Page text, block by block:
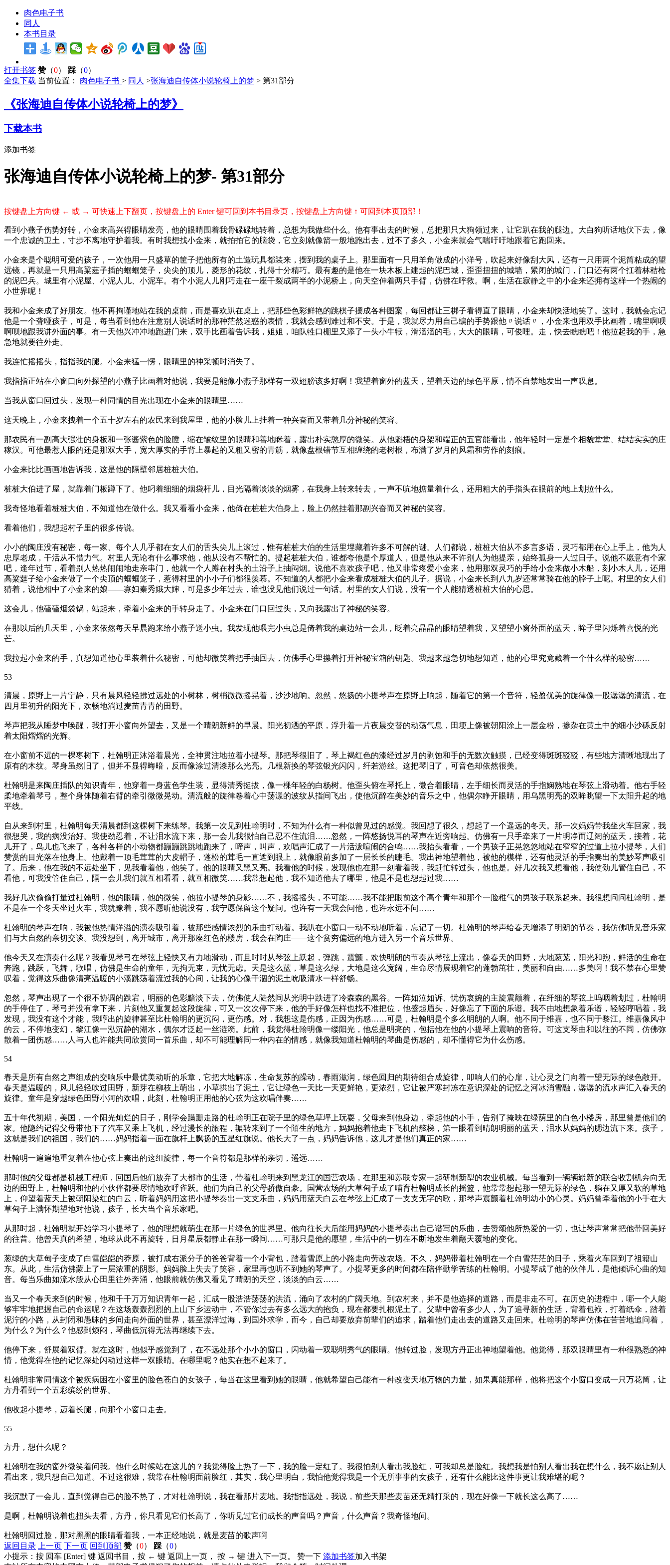
肉色电子书
同人
本书目录
打开书签 赞（0） 踩 （0）
全集下载 当前位置： 肉色电子书 > 同人 >张海迪自传体小说轮椅上的梦 > 第31部分
《张海迪自传体小说轮椅上的梦》
下载本书
添加书签
张海迪自传体小说轮椅上的梦- 第31部分
按键盘上方向键 ← 或 → 可快速上下翻页，按键盘上的 Enter 键可回到本书目录页，按键盘上方向键 ↑ 可回到本页顶部！
看到小燕子伤势好转，小金来高兴得眼睛发亮，他的眼睛围着我骨碌碌地转着，总想为我做些什么。他有事出去的时候，总把那只大狗领过来，让它趴在我的腿边。大白狗听话地伏下去，像
一个忠诚的卫土，寸步不离地守护着我。有时我想找小金来，就拍拍它的脑袋，它立刻就像箭一般地跑出去，过不了多久，小金来就会气喘吁吁地跟着它跑回来。
小金来是个聪明可爱的孩子，一次他用一只盛草的筐子把他所有的土造玩具都装来，摆到我的桌子上。那里面有一只用羊角做成的小洋号，吹起来好像刮大风，还有一只用两个泥筒粘成的望
远镜，再就是一只用高粱莛子插的蝈蝈笼子，尖尖的顶儿，菱形的花纹，扎得十分精巧。最有趣的是他在一块木板上建起的泥巴城，歪歪扭扭的城墙，紧闭的城门，门口还有两个扛着林秸枪
的泥巴兵。城里有小泥屋、小泥人儿、小泥车。有个小泥人儿刚巧走在一座干裂成两半的小泥桥上，向天空伸着两只手臂，仿佛在呼救。啊，生活在寂静之中的小金来还拥有这样一个热闹的
小世界呢！
我和小金来成了好朋友。他不再拘谨地站在我的桌前，而是喜欢趴在桌上，把那些色彩鲜艳的跳棋子摆成各种图案，每回都让三梆子看得直了眼睛，小金来却快活地笑了。这时，我就会忘记
他是一个聋哑孩子，可是，每当看到他在注意别人说话时的那种茫然迷惑的表情，我就会感到难过和不安。于是，我就尽力用自己编的手势跟他〃说话〃，小金来也用双手比画着，嘴里啊呗
啊呗地跟我讲外面的事。有一天他兴冲冲地跑进门来，双手比画着告诉我，姐姐，咱队牲口棚里又添了一头小牛犊，滑溜溜的毛，大大的眼睛，可俊哩。走，快去瞧瞧吧！他拉起我的手，急
急地就要往外走。
我连忙摇摇头，指指我的腿。小金来猛一愣，眼睛里的神采顿时消失了。
我指指正站在小窗口向外探望的小燕子比画着对他说，我要是能像小燕子那样有一双翅膀该多好啊！我望着窗外的蓝天，望着天边的绿色平原，情不自禁地发出一声叹息。
当我从窗口回过头，发现一种同情的目光出现在小金来的眼睛里……
这天晚上，小金来拽着一个五十岁左右的农民来到我屋里，他的小脸儿上挂着一种兴奋而又带着几分神秘的笑容。
那农民有一副高大强壮的身板和一张酱紫色的脸膛，缩在皱纹里的眼睛和善地眯着，露出朴实憨厚的微笑。从他魁梧的身架和端正的五官能看出，他年轻时一定是个相貌堂堂、结结实实的庄
稼汉。可他最惹人眼的还是那双大手，宽大厚实的手背上暴起的又粗又密的青筋，就像盘根错节互相缠绕的老树根，布满了岁月的风霜和劳作的刻痕。
小金来比比画画地告诉我，这是他的隔壁邻居桩桩大伯。
桩桩大伯进了屋，就靠着门板蹲下了。他叼着细细的烟袋杆儿，目光隔着淡淡的烟雾，在我身上转来转去，一声不吭地掂量着什么，还用粗大的手指头在眼前的地上划拉什么。
我奇怪地看着桩桩大伯，不知道他在做什么。我又看看小金来，他倚在桩桩大伯身上，脸上仍然挂着那副兴奋而又神秘的笑容。
看着他们，我想起村子里的很多传说。
小小的陶庄没有秘密，每一家、每个人几乎都在女人们的舌头尖儿上滚过，惟有桩桩大伯的生活里埋藏着许多不可解的谜。人们都说，桩桩大伯从不多言多语，灵巧都用在心上手上，他为人
忠厚老成，干活从不惜力气。村里人无论有什么事求他，他从没有不帮忙的。提起桩桩大伯，谁都夸他是个厚道人，但是他从来不许别人为他提亲，始终孤身一人过日子。说他不愿意有个家
吧，逢年过节，看着别人热热闹闹地走亲串门，他就一个人蹲在村头的土沿子上抽闷烟。说他不喜欢孩子吧，他又非常疼爱小金来，他用那双灵巧的手给小金来做小木船，刻小木人儿，还用
高粱莛子给小金来做了一个尖顶的蝈蝈笼子，惹得村里的小小子们都很羡慕。不知道的人都把小金来看成桩桩大伯的儿子。据说，小金来长到八九岁还常常骑在他的脖子上呢。村里的女人们
猜着，说他相中了小金来的娘——寡妇秦秀娥大婶，可是多少年过去，谁也没见他们说过一句话。村里的女人们说，没有一个人能猜透桩桩大伯的心思。
这会儿，他磕磕烟袋锅，站起来，牵着小金来的手转身走了。小金来在门口回过头，又向我露出了神秘的笑容。
在那以后的几天里，小金来依然每天早晨跑来给小燕子送小虫。我发现他喂完小虫总是倚着我的桌边站一会儿，眨着亮晶晶的眼睛望着我，又望望小窗外面的蓝天，眸子里闪烁着喜悦的光
芒。
我拉起小金来的手，真想知道他心里装着什么秘密，可他却微笑着把手抽回去，仿佛手心里攥着打开神秘宝箱的钥匙。我越来越急切地想知道，他的心里究竟藏着一个什么样的秘密……
53
清晨，原野上一片宁静，只有晨风轻轻拂过远处的小树林，树梢微微摇晃着，沙沙地响。忽然，悠扬的小提琴声在原野上响起，随着它的第一个音符，轻盈优美的旋律像一股潺潺的清流，在
四月里初升的阳光下，欢畅地淌过麦苗青青的田野。
琴声把我从睡梦中唤醒，我打开小窗向外望去，又是一个晴朗新鲜的早晨。阳光初洒的平原，浮升着一片夜晨交替的动荡气息，田埂上像被朝阳涂上一层金粉，掺杂在黄土中的细小沙砾反射
着太阳熠熠的光辉。
在小窗前不远的一棵枣树下，杜翰明正沐浴着晨光，全神贯注地拉着小提琴。那把琴很旧了，琴上褐红色的漆经过岁月的剥蚀和手的无数次触摸，已经变得斑斑驳驳，有些地方清晰地现出了
原有的木纹。琴身虽然旧了，但并不显得晦暗，反而像涂过清漆那么光亮。几根新换的琴弦银光闪闪，纤若游丝。这把琴旧了，可音色却依然很美。
杜翰明是来陶庄插队的知识青年，他穿着一身蓝色学生装，显得清秀挺拔，像一棵年轻的白杨树。他歪头俯在琴托上，微合着眼睛，左手细长而灵活的手指娴熟地在琴弦上滑动着。他右手轻
柔地牵着琴弓，整个身体随着右臂的牵引微微晃动。清流般的旋律卷着心中荡漾的波纹从指间飞出，使他沉醉在美妙的音乐之中，他偶尔睁开眼睛，用乌黑明亮的双眸眺望一下太阳升起的地
平线。
自从来到村里，杜翰明每天清晨都到这棵树下来练琴。我第一次见到杜翰明时，不知为什么有一种似曾见过的感觉。我回想了很久，想起了一个遥远的冬天。那一次妈妈带我坐火车回家，我
很想哭，我的病没治好。我使劲忍着，不让泪水流下来，那一会儿我很怕自己忍不住流泪……忽然，一阵悠扬悦耳的琴声在近旁响起。仿佛有一只手牵来了一片明净而辽阔的蓝天，接着，花
儿开了，鸟儿也飞来了，各种各样的小动物都蹦蹦跳跳地跑来了，啼声，叫声，欢唱声汇成了一片活泼喧闹的合鸣……我抬头看看，一个男孩子正晃悠悠地站在窄窄的过道上拉小提琴，人们
赞赏的目光落在他身上。他戴着一顶毛茸茸的大皮帽子，蓬松的茸毛一直遮到眼上，就像眼前多加了一层长长的睫毛。我出神地望着他，被他的模样，还有他灵活的手指奏出的美妙琴声吸引
了。后来，他在我的不远处坐下，见我看着他，他笑了。他的眼睛又黑又亮。我看他的时候，发现他也在那一刻看着我，我赶忙转过头，他也是。好几次我又想看他，我使劲儿管住自己，不
看他，可我没管住自己，隔一会儿我们就互相看看，就互相微笑……我常想起他，我不知道他去了哪里，他是不是也想起过我……
我好几次偷偷打量过杜翰明，他的眼睛，他的微笑，他拉小提琴的身影……不，我摇摇头，不可能……我不能把眼前这个高个青年和那个一脸稚气的男孩子联系起来。我很想问问杜翰明，是
不是在一个冬天坐过火车，我犹豫着，我不愿听他说没有，我宁愿保留这个疑问。也许有一天我会问他，也许永远不问……
杜翰明的琴声在响，我被他热情洋溢的演奏吸引着，被那些感情浓烈的乐曲打动着。我趴在小窗口一动不动地听着，忘记了一切。杜翰明的琴声给春天增添了明朗的节奏，我仿佛听见音乐家
们与大自然的亲切交谈。我没想到，离开城市，离开那座红色的楼房，我会在陶庄——这个贫穷偏远的地方进入另一个音乐世界。
他今天又在演奏什么呢？我看见琴弓在琴弦上轻快又有力地滑动，而且时时从琴弦上跃起，弹跳，震颤，欢快明朗的节奏从琴弦上流出，像春天的田野，大地葱茏，阳光和煦，鲜活的生命在
奔跑，跳跃，飞舞，歌唱，仿佛是生命的童年，无拘无束，无忧无虑。天是这么蓝，草是这么绿，大地是这么宽阔，生命尽情展现着它的蓬勃茁壮，美丽和自由……多美啊！我不禁在心里赞
叹着，觉得这乐曲像清亮温暖的小溪跳荡着流过我的心间，让我的心像干涸的泥土吮吸清水一样舒畅。
忽然，琴声出现了一个很不协调的跌宕，明丽的色彩黯淡下去，仿佛使人陡然间从光明中跌进了冷森森的黑谷。一阵如泣如诉、忧伤哀婉的主旋震颤着，在纤细的琴弦上呜咽着划过，杜翰明
的手停住了，琴弓并没有拿下来，片刻他又重复起这段旋律，可又一次次停下来，他的手好像怎样也找不准把位，他蹙起眉头，好像忘了下面的乐谱。我不由地想象着乐谱，轻轻哼唱着，我
发现，我没有这个才能，我哼出的旋律甚至比杜翰明的更沉闷，更伤感。对，我想这是伤感，正因为伤感……可是，杜翰明是个多么明朗的人啊。他不同于维嘉，也不同于黎江。维嘉像风中
的云，不停地变幻，黎江像一泓沉静的湖水，偶尔才泛起一丝涟漪。此前，我觉得杜翰明像一缕阳光，他总是明亮的，包括他在他的小提琴上震响的音符。可这支琴曲和以往的不同，仿佛弥
散着一团伤感……人与人也许能共同欣赏同一首乐曲，却不可能理解同一种内在的情感，就像我知道杜翰明的琴曲是伤感的，却不懂得它为什么伤感。
54
春天是所有自然之声组成的交响乐中最优美动听的乐章，它把大地解冻，生命复苏的躁动，春雨滋润，绿色回归的期待组合成旋律，叩响人们的心扉，让心灵之门向着一望无际的绿色敞开。
春天是温暖的，风儿轻轻吹过田野，新芽在柳枝上萌出，小草拱出了泥土，它让绿色一天比一天更鲜艳，更浓烈，它让被严寒封冻在意识深处的记忆之河冰消雪融，潺潺的流水声汇入春天的
旋律。童年是穿越绿色田野小河的欢唱，此刻，杜翰明正用他的心弦为这欢唱伴奏……
五十年代初期，美国，一个阳光灿烂的日子，刚学会蹒跚走路的杜翰明正在院子里的绿色草坪上玩耍，父母来到他身边，牵起他的小手，告别了掩映在绿荫里的白色小楼房，那里曾是他们的
家。他隐约记得父母带他下了汽车又乘上飞机，经过漫长的旅程，辗转来到了一个陌生的地方，妈妈抱着他走下飞机的舷梯，第一眼看到晴朗明丽的蓝天，泪水从妈妈的腮边流下来。孩子，
这就是我们的祖国，我们的……妈妈指着一面在旗杆上飘扬的五星红旗说。他长大了一点，妈妈告诉他，这儿才是他们真正的家……
杜翰明一遍遍地重复着在他心弦上奏出的这组旋律，每一个音符都是那样的亲切，遥远……
那时他的父母都是机械工程师，回国后他们放弃了大都市的生活，带着杜翰明来到黑龙江的国营农场，在那里和苏联专家一起研制新型的农业机械。每当看到一辆辆崭新的联合收割机奔向无
边的田野上，杜翰明和他的小伙伴都要尽情地欢呼雀跃。他们为自己的父母骄傲自豪。国营农场的大草甸子成了哺育杜翰明成长的摇篮，他常常想起那一望无际的绿色，躺在又厚又软的草地
上，仰望着蓝天上被朝阳染红的白云，听着妈妈用这把小提琴奏出一支支乐曲，妈妈用蓝天白云在琴弦上汇成了一支支无字的歌，那琴声震颤着杜翰明幼小的心灵。妈妈曾牵着他的小手在大
草甸子上满怀期望地对他说，孩子，长大当个音乐家吧。
从那时起，杜翰明就开始学习小提琴了，他的理想就萌生在那一片绿色的世界里。他向往长大后能用妈妈的小提琴奏出自己谱写的乐曲，去赞颂他所热爱的一切，也让琴声常常把他带回美好
的往昔。他曾天真的希望，地球从此不再旋转，日月星辰都静止在那一瞬间……可那只是他的愿望，生活中的一切在不断地发生着翻天覆地的变化。
葱绿的大草甸子变成了白雪皑皑的莽原，被打成右派分子的爸爸背着一个小背包，踏着雪原上的小路走向劳改农场。不久，妈妈带着杜翰明在一个白雪茫茫的日子，乘着火车回到了祖籍山
东。从此，生活仿佛蒙上了一层浓重的阴影。妈妈脸上失去了笑容，家里再也听不到她的琴声了。小提琴更多的时间都在陪伴勤学苦练的杜翰明。小提琴成了他的伙伴儿，是他倾诉心曲的知
音。每当乐曲如流水般从心田里往外奔涌，他眼前就仿佛又看见了晴朗的天空，淡淡的白云……
当又一个春天来到的时候，他和千千万万知识青年一起，汇成一股浩浩荡荡的洪流，涌向了农村的广阔天地。到农村来，并不是他选择的道路，而是非走不可。在历史的进程中，哪一个人能
够牢牢地把握自己的命运呢？在这场轰轰烈烈的上山下乡运动中，不管你过去有多么远大的抱负，现在都要扎根泥土了。父辈中曾有多少人，为了追寻新的生活，背着包袱，打着纸伞，踏着
泥泞的小路，从封闭和愚昧的乡间走向外面的世界，甚至漂洋过海，到国外求学，而今，自己却要放弃前辈们的追求，踏着他们走出去的道路又走回来。杜翰明的琴声仿佛在苦苦地追问着，
为什么？为什么？他感到烦闷，琴曲低沉得无法再继续下去。
他停下来，舒展着双臂。就在这时，他似乎感觉到了，在不远处那个小小的窗口，闪动着一双聪明秀气的眼睛。他转过脸，发现方丹正出神地望着他。他觉得，那双眼睛里有一种很熟悉的神
情，他觉得在他的记忆深处闪动过这样一双眼睛。在哪里呢？他实在想不起来了。
杜翰明非常同情这个被疾病困在小窗里的脸色苍白的女孩子，每当在这里看到她的眼睛，他就希望自己能有一种改变天地万物的力量，如果真能那样，他将把这个小窗口变成一只万花筒，让
方丹看到一个五彩缤纷的世界。
他收起小提琴，迈着长腿，向那个小窗口走去。
55
方丹，想什么呢？
杜翰明在我的窗外微笑着问我。他什么时候站在这儿的？我觉得脸上热了一下，我的脸一定红了。我很怕别人看出我脸红，可我却总是脸红。我想我是怕别人看出我在想什么，我不愿让别人
看出来，我只想自己知道。不过这很难，我常在杜翰明面前脸红，其实，我心里明白，我怕他觉得我是一个无所事事的女孩子，还有什么能比这件事更让我难堪的呢？
我沉默了一会儿，直到觉得自己的脸不热了，才对杜翰明说，我在看那片麦地。我指指远处，我说，前些天那些麦苗还无精打采的，现在好像一下就长这么高了……
是啊，杜翰明说着也扭头去看，方丹，你只看见它们长高了，你听见过它们成长的声音吗？声音，什么声音？我奇怪地问。
杜翰明回过脸，那对黑黑的眼睛看着我，一本正经地说，就是麦苗的歌声啊
返回目录 上一页 下一页 回到顶部 赞（0） 踩（0）
小提示：按 回车 [Enter] 键 返回书目，按 ← 键 返回上一页， 按 → 键 进入下一页。
赞一下 添加书签加入书架